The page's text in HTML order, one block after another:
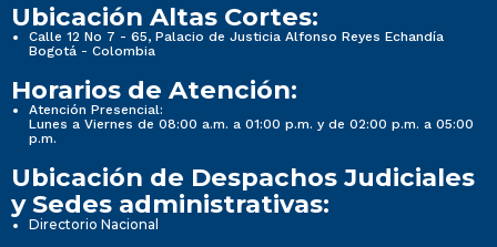
Ubicación Altas Cortes:
Calle 12 No 7 - 65, Palacio de Justicia Alfonso Reyes Echandía
Bogotá - Colombia
Horarios de Atención:
Atención Presencial:
Lunes a Viernes de 08:00 a.m. a 01:00 p.m. y de 02:00 p.m. a 05:00
p.m.
Ubicación de Despachos Judiciales
y Sedes administrativas:
Directorio Nacional